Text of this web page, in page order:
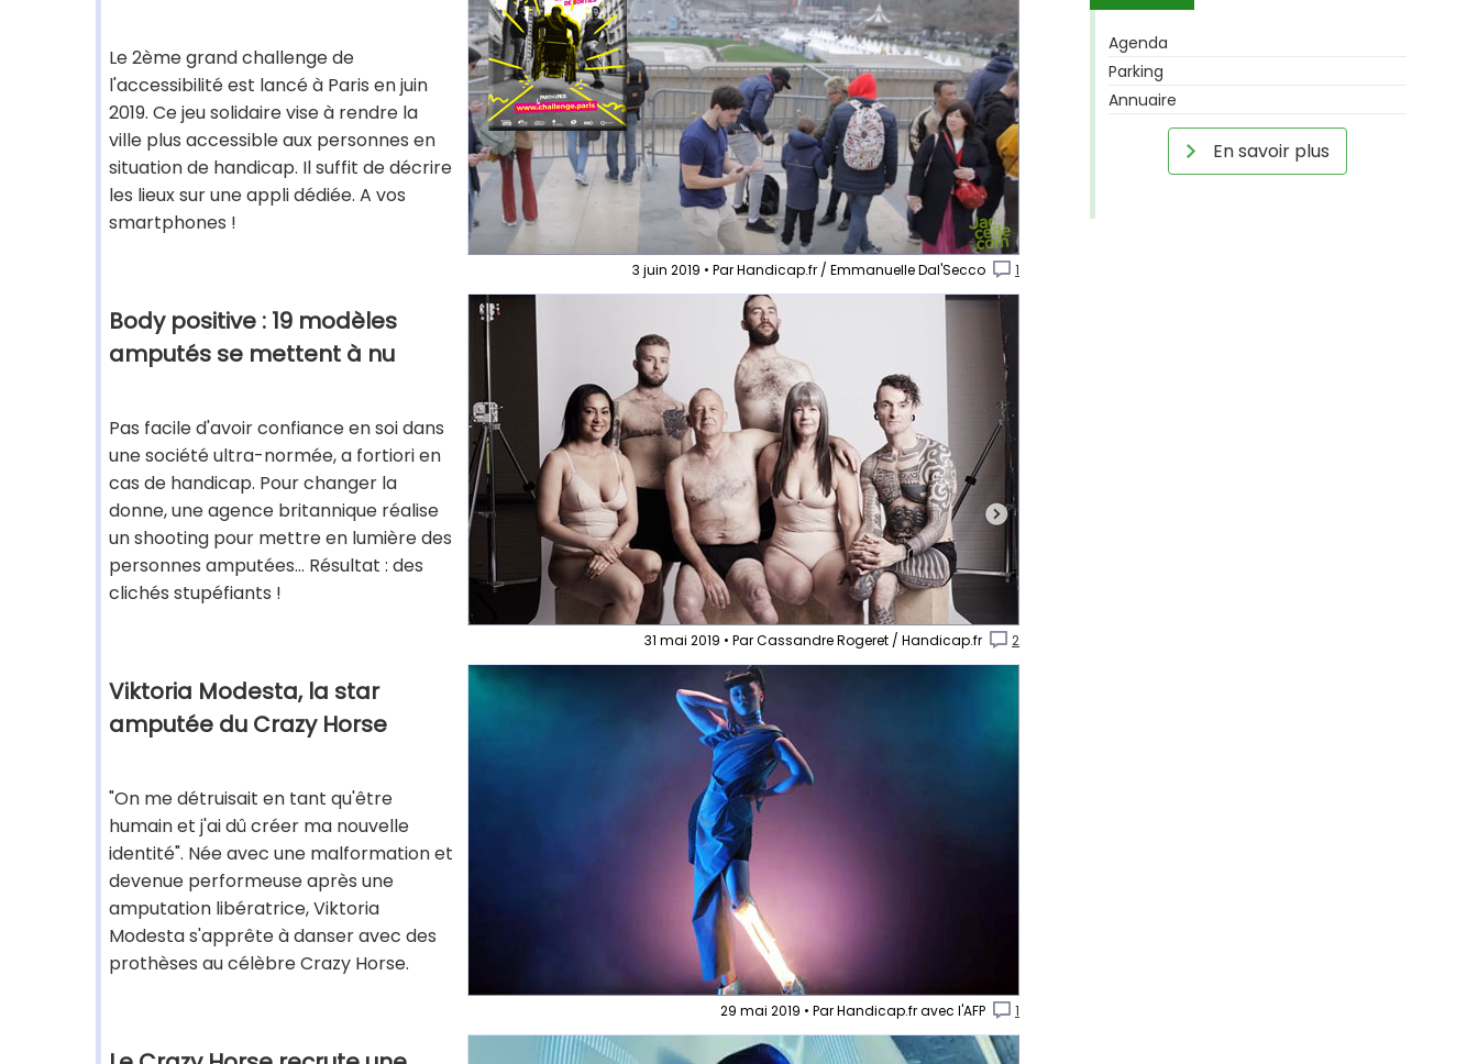
Le 2ème grand challenge de
l'accessibilité est lancé à Paris en juin
2019. Ce jeu solidaire vise à rendre la
ville plus accessible aux personnes en
situation de handicap. Il suffit de décrire
les lieux sur une appli dédiée. A vos
smartphones !
3 juin 2019 • Par Handicap.fr / Emmanuelle Dal'Secco 1
Body positive : 19 modèles
amputés se mettent à nu
Pas facile d'avoir confiance en soi dans
une société ultra-normée, a fortiori en
cas de handicap. Pour changer la
donne, une agence britannique réalise
un shooting pour mettre en lumière des
personnes amputées... Résultat : des
clichés stupéfiants !
31 mai 2019 • Par Cassandre Rogeret / Handicap.fr 2
Viktoria Modesta, la star
amputée du Crazy Horse
"On me détruisait en tant qu'être
humain et j'ai dû créer ma nouvelle
identité". Née avec une malformation et
devenue performeuse après une
amputation libératrice, Viktoria
Modesta s'apprête à danser avec des
prothèses au célèbre Crazy Horse.
29 mai 2019 • Par Handicap.fr avec l'AFP 1
Agenda
Parking
Annuaire
En savoir plus